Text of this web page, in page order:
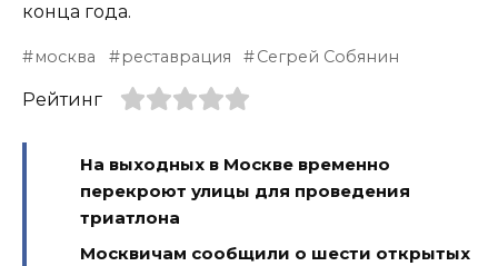
конца года.
москва реставрация Сегрей Собянин
Рейтинг
На выходных в Москве временно
перекроют улицы для проведения
триатлона
Москвичам сообщили о шести открытых